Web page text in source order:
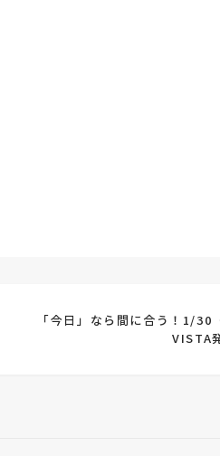
「今日」なら間に合う！1/30
VISTA